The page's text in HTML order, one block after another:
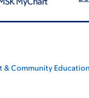
& Community Education